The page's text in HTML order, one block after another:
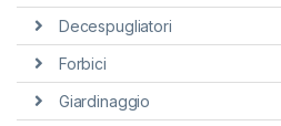
Decespugliatori
Forbici
Giardinaggio